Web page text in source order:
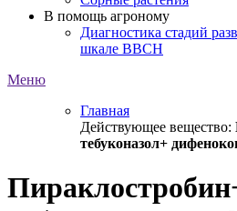
В помощь агроному
Диагностика стадий
шкале ВВСН
Меню
Главная
Действующее вещество:
тебуконазол+